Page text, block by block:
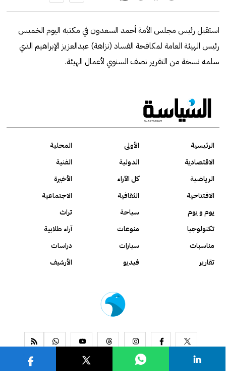
استقبل رئيس مجلس الأمة أحمد السعدون في مكتبه اليوم الخميس
رئيس الهيئة العامة لمكافحة الفساد (نزاهة) عبدالعزيز الإبراهيم الذي
سلمه نسخة من التقرير نصف السنوي لأعمال الهيئة.
الرئيسية الأولى
المحلية
الاقتصادية
الدولية
الفنية
الرياضية
كل الآراء
الأخيرة
الافتتاحية
الثقافية
الاجتماعية
يوم و يوم
سياحة
تراث
تكنولوجيا
منوعات
آراء طلابية
مناسبات
سيارات
دراسات
تقارير
فيديو الأرشيف